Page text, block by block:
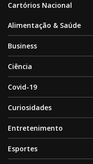
Cartórios Nacional
Alimentação & Saúde
Business
Ciência
Covid-19
Curiosidades
Entretenimento
Esportes